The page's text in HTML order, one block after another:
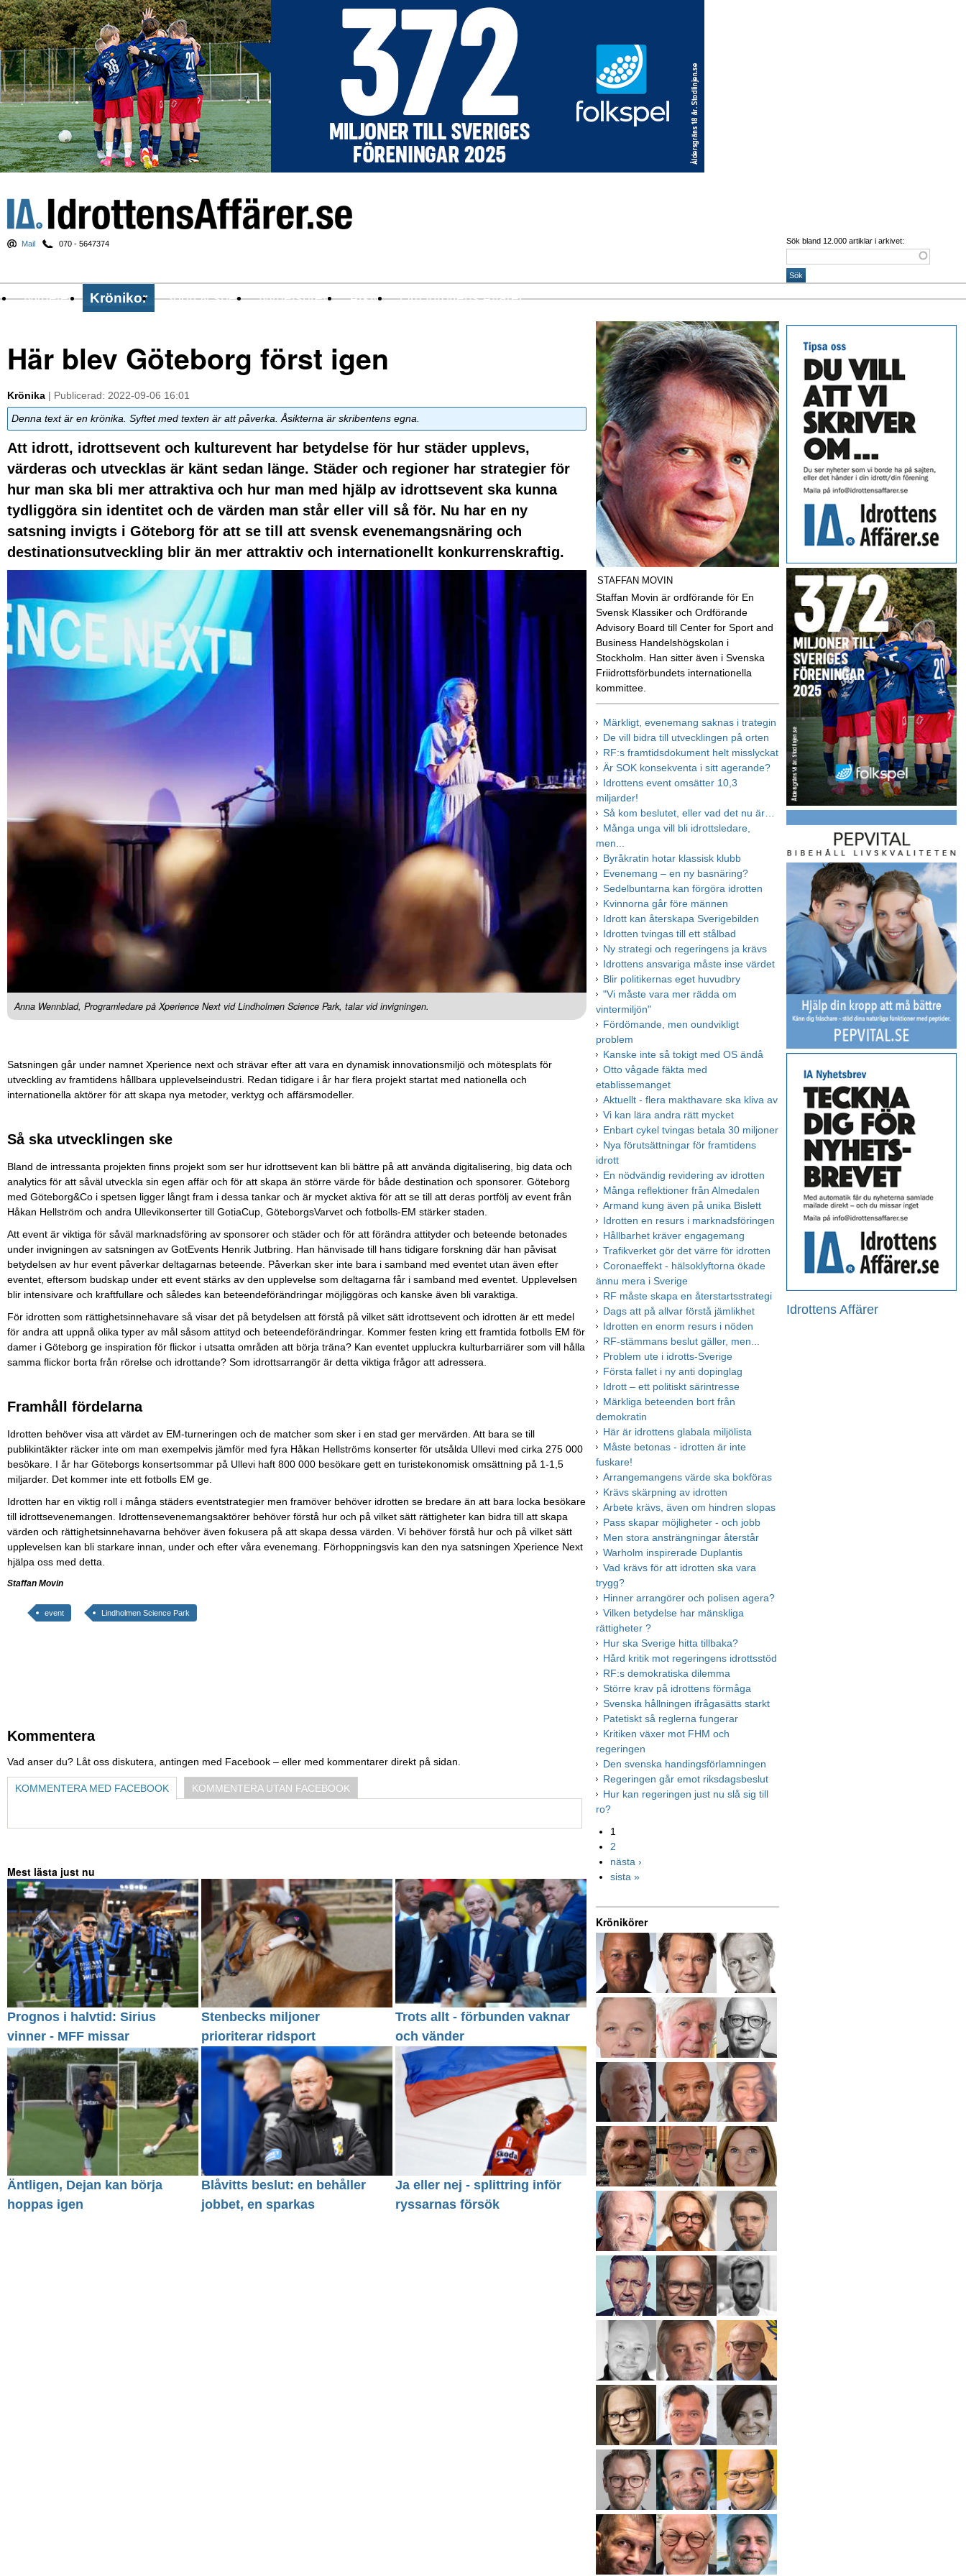
Mail 070 - 5647374 Sök bland 12.000 artiklar i arkivet:
Nyheter Krönikor Sport & spel Nyhetsbrev Arkiv Om Idrottens Affärer
Här blev Göteborg först igen
Krönika | Publicerad: 2022-09-06 16:01
Denna text är en krönika. Syftet med texten är att påverka. Åsikterna är skribentens egna.
Att idrott, idrottsevent och kulturevent har betydelse för hur städer upplevs,
värderas och utvecklas är känt sedan länge. Städer och regioner har strategier för
hur man ska bli mer attraktiva och hur man med hjälp av idrottsevent ska kunna
tydliggöra sin identitet och de värden man står eller vill så för. Nu har en ny
satsning invigts i Göteborg för att se till att svensk evenemangsnäring och
destinationsutveckling blir än mer attraktiv och internationellt konkurrenskraftig.
Anna Wennblad, Programledare på Xperience Next vid Lindholmen Science Park, talar vid invigningen.
Satsningen går under namnet Xperience next och strävar efter att vara en dynamisk innovationsmiljö och mötesplats för
utveckling av framtidens hållbara upplevelseindustri. Redan tidigare i år har flera projekt startat med nationella och
internationella aktörer för att skapa nya metoder, verktyg och affärsmodeller.
Så ska utvecklingen ske
Bland de intressanta projekten finns projekt som ser hur idrottsevent kan bli bättre på att använda digitalisering, big data och
analytics för att såväl utveckla sin egen affär och för att skapa än större värde för både destination och sponsorer. Göteborg
med Göteborg&Co i spetsen ligger långt fram i dessa tankar och är mycket aktiva för att se till att deras portfölj av event från
Håkan Hellström och andra Ullevikonserter till GotiaCup, GöteborgsVarvet och fotbolls-EM stärker staden.
Att event är viktiga för såväl marknadsföring av sponsorer och städer och för att förändra attityder och beteende betonades
under invigningen av satsningen av GotEvents Henrik Jutbring. Han hänvisade till hans tidigare forskning där han påvisat
betydelsen av hur event påverkar deltagarnas beteende. Påverkan sker inte bara i samband med eventet utan även efter
eventet, eftersom budskap under ett event stärks av den upplevelse som deltagarna får i samband med eventet. Upplevelsen
blir intensivare och kraftfullare och således kan beteendeförändringar möjliggöras och kanske även bli varaktiga.
För idrotten som rättighetsinnehavare så visar det på betydelsen att förstå på vilket sätt idrottsevent och idrotten är ett medel
för andra att uppnå olika typer av mål såsom attityd och beteendeförändringar. Kommer festen kring ett framtida fotbolls EM för
damer i Göteborg ge inspiration för flickor i utsatta områden att börja träna? Kan eventet uppluckra kulturbarriärer som vill hålla
samma flickor borta från rörelse och idrottande? Som idrottsarrangör är detta viktiga frågor att adressera.
Framhåll fördelarna
Idrotten behöver visa att värdet av EM-turneringen och de matcher som sker i en stad ger mervärden. Att bara se till
publikintäkter räcker inte om man exempelvis jämför med fyra Håkan Hellströms konserter för utsålda Ullevi med cirka 275 000
besökare. I år har Göteborgs konsertsommar på Ullevi haft 800 000 besökare gett en turistekonomisk omsättning på 1-1,5
miljarder. Det kommer inte ett fotbolls EM ge.
Idrotten har en viktig roll i många städers eventstrategier men framöver behöver idrotten se bredare än att bara locka besökare
till idrottsevenemangen. Idrottensevenemangsaktörer behöver förstå hur och på vilket sätt rättigheter kan bidra till att skapa
värden och rättighetsinnehavarna behöver även fokusera på att skapa dessa värden. Vi behöver förstå hur och på vilket sätt
upplevelsen kan bli starkare innan, under och efter våra evenemang. Förhoppningsvis kan den nya satsningen Xperience Next
hjälpa oss med detta.
Staffan Movin
event Lindholmen Science Park
Kommentera
Vad anser du? Låt oss diskutera, antingen med Facebook – eller med kommentarer direkt på sidan.
KOMMENTERA MED FACEBOOK KOMMENTERA UTAN FACEBOOK
Mest lästa just nu
Prognos i halvtid: Sirius
vinner - MFF missar
Stenbecks miljoner
prioriterar ridsport
Trots allt - förbunden vaknar
och vänder
Äntligen, Dejan kan börja
hoppas igen
Blåvitts beslut: en behåller
jobbet, en sparkas
Ja eller nej - splittring inför
ryssarnas försök
Idrottens Affärer
STAFFAN MOVIN
Staffan Movin är ordförande för En
Svensk Klassiker och Ordförande
Advisory Board till Center for Sport and
Business Handelshögskolan i
Stockholm. Han sitter även i Svenska
Friidrottsförbundets internationella
kommittee.
Märkligt, evenemang saknas i trategin
De vill bidra till utvecklingen på orten
RF:s framtidsdokument helt misslyckat
Är SOK konsekventa i sitt agerande?
Idrottens event omsätter 10,3
miljarder!
Så kom beslutet, eller vad det nu är…
Många unga vill bli idrottsledare,
men...
Byråkratin hotar klassisk klubb
Evenemang – en ny basnäring?
Sedelbuntarna kan förgöra idrotten
Kvinnorna går före männen
Idrott kan återskapa Sverigebilden
Idrotten tvingas till ett stålbad
Ny strategi och regeringens ja krävs
Idrottens ansvariga måste inse värdet
Blir politikernas eget huvudbry
"Vi måste vara mer rädda om
vintermiljön"
Fördömande, men oundvikligt
problem
Kanske inte så tokigt med OS ändå
Otto vågade fäkta med
etablissemanget
Aktuellt - flera makthavare ska kliva av
Vi kan lära andra rätt mycket
Enbart cykel tvingas betala 30 miljoner
Nya förutsättningar för framtidens
idrott
En nödvändig revidering av idrotten
Många reflektioner från Almedalen
Armand kung även på unika Bislett
Idrotten en resurs i marknadsföringen
Hållbarhet kräver engagemang
Trafikverket gör det värre för idrotten
Coronaeffekt - hälsoklyftorna ökade
ännu mera i Sverige
RF måste skapa en återstartsstrategi
Dags att på allvar förstå jämlikhet
Idrotten en enorm resurs i nöden
RF-stämmans beslut gäller, men...
Problem ute i idrotts-Sverige
Första fallet i ny anti dopinglag
Idrott – ett politiskt särintresse
Märkliga beteenden bort från
demokratin
Här är idrottens glabala miljölista
Måste betonas - idrotten är inte
fuskare!
Arrangemangens värde ska bokföras
Krävs skärpning av idrotten
Arbete krävs, även om hindren slopas
Pass skapar möjligheter - och jobb
Men stora ansträngningar återstår
Warholm inspirerade Duplantis
Vad krävs för att idrotten ska vara
trygg?
Hinner arrangörer och polisen agera?
Vilken betydelse har mänskliga
rättigheter ?
Hur ska Sverige hitta tillbaka?
Hård kritik mot regeringens idrottsstöd
RF:s demokratiska dilemma
Större krav på idrottens förmåga
Svenska hållningen ifrågasätts starkt
Patetiskt så reglerna fungerar
Kritiken växer mot FHM och
regeringen
Den svenska handingsförlamningen
Regeringen går emot riksdagsbeslut
Hur kan regeringen just nu slå sig till
ro?
1
2
nästa ›
sista »
Krönikörer